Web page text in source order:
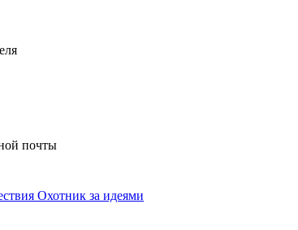
почты
Охотник за идеями